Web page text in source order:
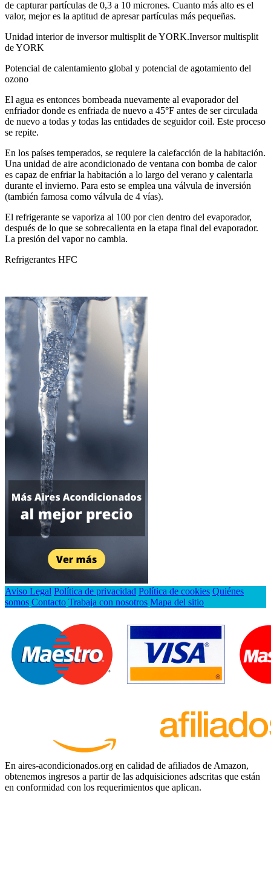
de capturar partículas de 0,3 a 10 micrones. Cuanto más alto es el
valor, mejor es la aptitud de apresar partículas más pequeñas.
Unidad interior de inversor multisplit de YORK.Inversor multisplit
de YORK
Potencial de calentamiento global y potencial de agotamiento del
ozono
El agua es entonces bombeada nuevamente al evaporador del
enfriador donde es enfriada de nuevo a 45°F antes de ser circulada
de nuevo a todas y todas las entidades de seguidor coil. Este proceso
se repite.
En los países temperados, se requiere la calefacción de la habitación.
Una unidad de aire acondicionado de ventana con bomba de calor
es capaz de enfriar la habitación a lo largo del verano y calentarla
durante el invierno. Para esto se emplea una válvula de inversión
(también famosa como válvula de 4 vías).
El refrigerante se vaporiza al 100 por cien dentro del evaporador,
después de lo que se sobrecalienta en la etapa final del evaporador.
La presión del vapor no cambia.
Refrigerantes HFC
Aviso Legal Política de privacidad Política de cookies Quiénes
somos Contacto Trabaja con nosotros Mapa del sitio
En aires-acondicionados.org en calidad de afiliados de Amazon,
obtenemos ingresos a partir de las adquisiciones adscritas que están
en conformidad con los requerimientos que aplican.